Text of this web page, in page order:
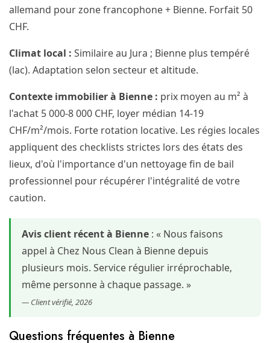
allemand pour zone francophone + Bienne. Forfait 50
CHF.
Climat local : Similaire au Jura ; Bienne plus tempéré
(lac). Adaptation selon secteur et altitude.
Contexte immobilier à Bienne : prix moyen au m² à
l'achat 5 000-8 000 CHF, loyer médian 14-19
CHF/m²/mois. Forte rotation locative. Les régies locales
appliquent des checklists strictes lors des états des
lieux, d'où l'importance d'un nettoyage fin de bail
professionnel pour récupérer l'intégralité de votre
caution.
Avis client récent à Bienne : « Nous faisons
appel à Chez Nous Clean à Bienne depuis
plusieurs mois. Service régulier irréprochable,
même personne à chaque passage. »
— Client vérifié, 2026
Questions fréquentes à Bienne